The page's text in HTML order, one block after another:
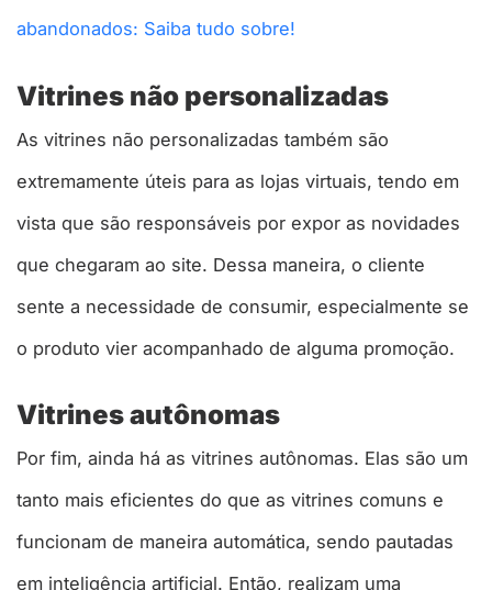
abandonados: Saiba tudo sobre!
Vitrines não personalizadas
As vitrines não personalizadas também são
extremamente úteis para as lojas virtuais, tendo em
vista que são responsáveis por expor as novidades
que chegaram ao site. Dessa maneira, o cliente
sente a necessidade de consumir, especialmente se
o produto vier acompanhado de alguma promoção.
Vitrines autônomas
Por fim, ainda há as vitrines autônomas. Elas são um
tanto mais eficientes do que as vitrines comuns e
funcionam de maneira automática, sendo pautadas
em inteligência artificial. Então, realizam uma